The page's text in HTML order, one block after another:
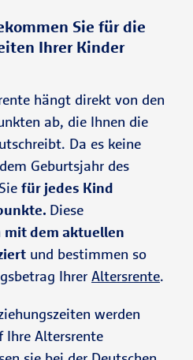
Sie für die
Ihrer Kinder
hängt direkt von den
ab, die Ihnen die
Da es keine
Geburtsjahr des
für jedes Kind
Diese
mit dem aktuellen
und bestimmen so
Ihrer Altersrente.
werden
Altersrente